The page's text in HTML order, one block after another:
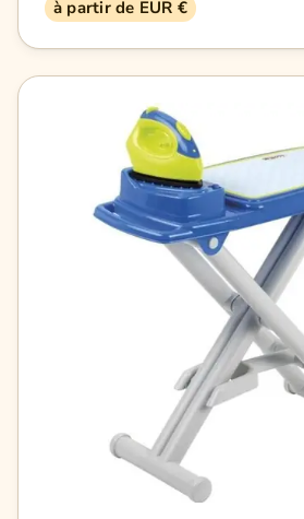
à partir de EUR €